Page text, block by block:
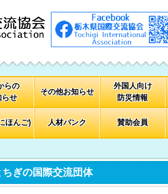
らの
らせ
その他お知らせ
外国人向け
防災情報
ほんご) 人材バンク 賛助会員
ちぎの国際交流団体